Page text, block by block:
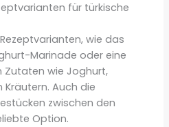
für türkische
wie das
Marinade oder eine
Zutaten wie Joghurt,
Auch die
zwischen den
Option.